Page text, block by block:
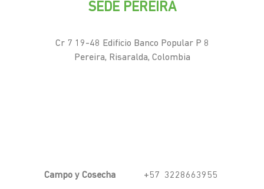
SEDE PEREIRA
Cr 7 19-48 Edificio Banco Popular P 8
Pereira, Risaralda, Colombia
Campo y Cosecha +57 3228663955